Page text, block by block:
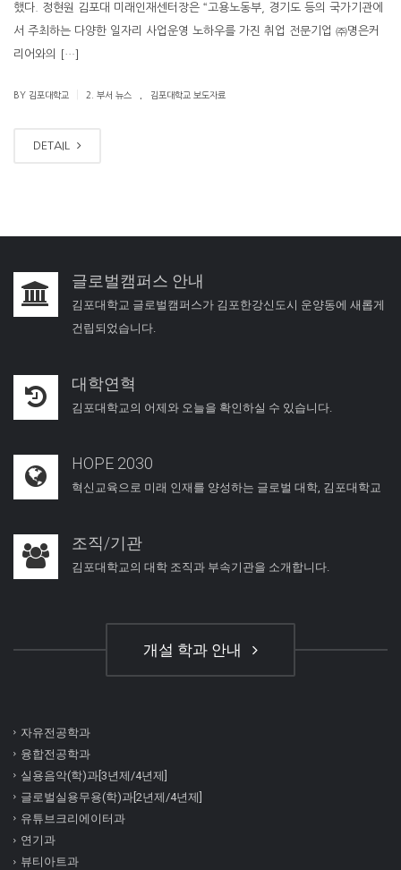
했다. 정현원 김포대 미래인재센터장은 “고용노동부, 경기도 등의 국가기관에
서 주최하는 다양한 일자리 사업운영 노하우를 가진 취업 전문기업 ㈜명은커
리어와의 […]
BY 김포대학교 2. 부서 뉴스 김포대학교 보도자료
DETAIL
글로벌캠퍼스 안내
김포대학교 글로벌캠퍼스가 김포한강신도시 운양동에 새롭게
건립되었습니다.
대학연혁
김포대학교의 어제와 오늘을 확인하실 수 있습니다.
HOPE 2030
혁신교육으로 미래 인재를 양성하는 글로벌 대학, 김포대학교
조직/기관
김포대학교의 대학 조직과 부속기관을 소개합니다.
개설 학과 안내
자유전공학과
융합전공학과
실용음악(학)과[3년제/4년제]
글로벌실용무용(학)과[2년제/4년제]
유튜브크리에이터과
연기과
뷰티아트과